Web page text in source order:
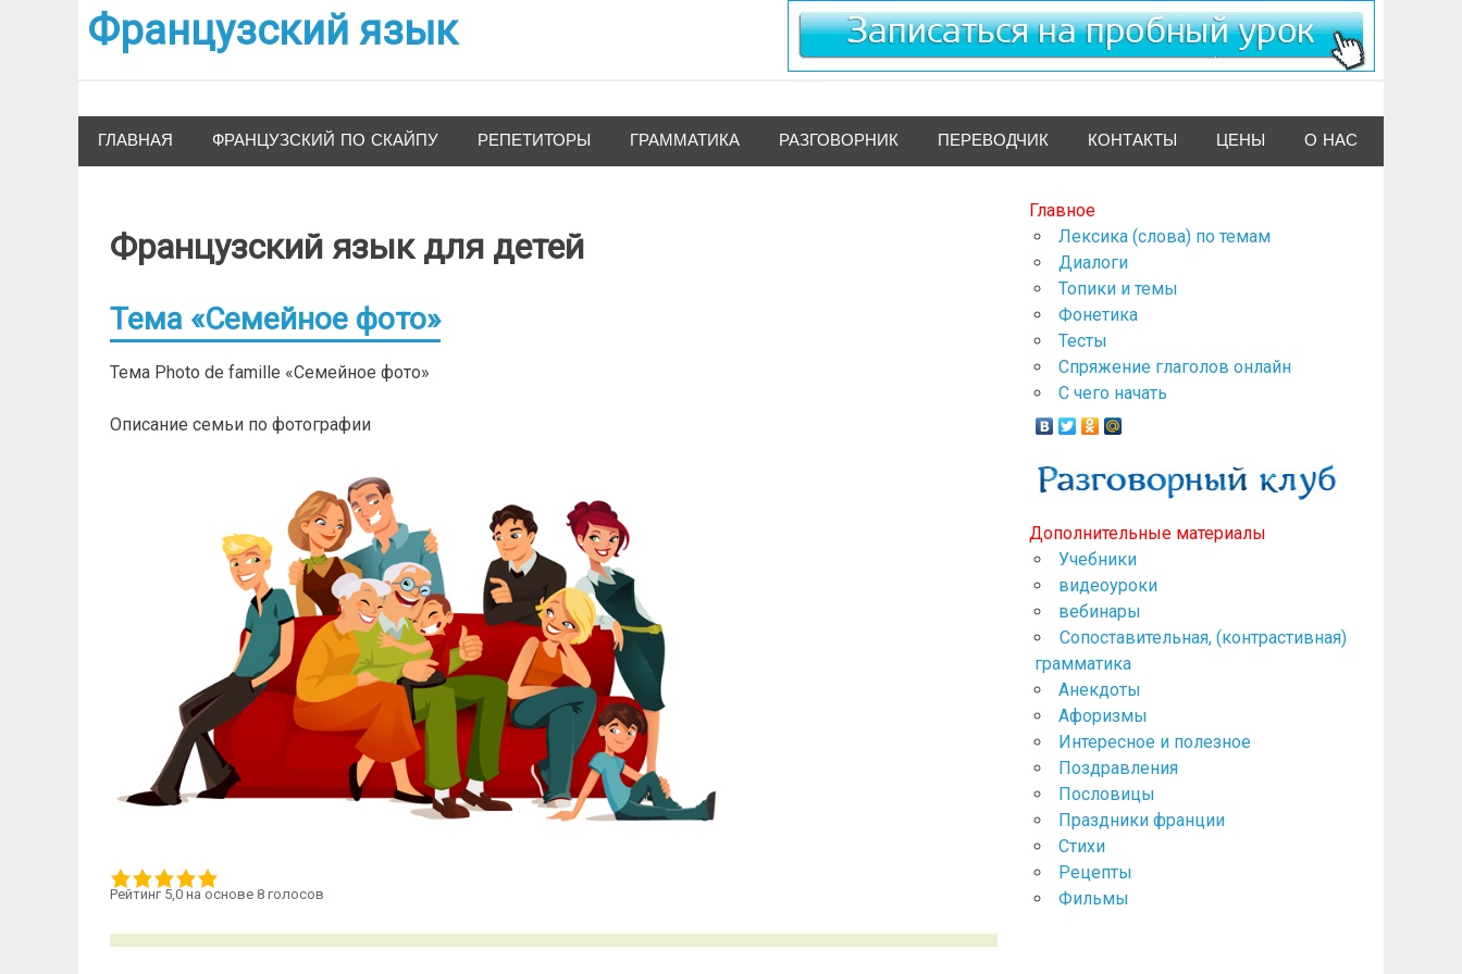
Французский язык
ГЛАВНАЯ ФРАНЦУЗСКИЙ ПО СКАЙПУ РЕПЕТИТОРЫ ГРАММАТИКА РАЗГОВОРНИК ПЕРЕВОДЧИК КОНТАКТЫ ЦЕНЫ О НАС
Французский язык для детей
Тема «Семейное фото»
Тема Photo de famille «Семейное фото»
Описание семьи по фотографии
Рейтинг 5,0 на основе 8 голосов
Главное
Лексика (слова) по темам
Диалоги
Топики и темы
Фонетика
Тесты
Спряжение глаголов онлайн
С чего начать
Дополнительные материалы
Учебники
видеоуроки
вебинары
Сопоставительная, (контрастивная)
грамматика
Анекдоты
Афоризмы
Интересное и полезное
Поздравления
Пословицы
Праздники франции
Стихи
Рецепты
Фильмы